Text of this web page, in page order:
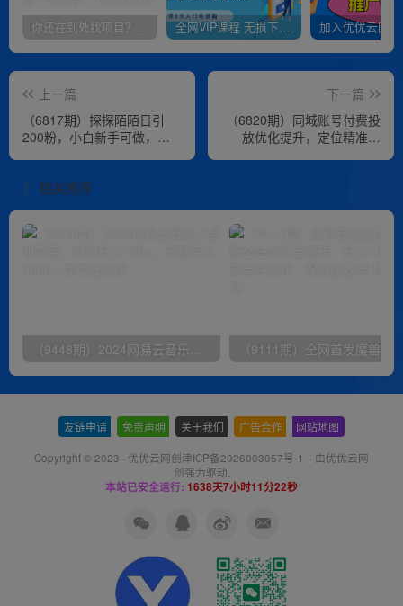
你还在到处找项目？还在当韭菜？我靠卖项目一个月收入5万+，曾经我也是个失败者。 全网VIP课程 无损下载~
上一篇
（6817期）探探陌陌日引
200粉，小白新手可做，当
下一篇
（6820期）同城账号付费投
放优化提升，定位精准纠
相关推荐
友链申请 免责声明 关于我们 广告合作 网站地图
Copyright © 2023 · 优优云网创津ICP备2026003057号-1 · 由优优云网
创强力驱动.
本站已安全运行: 1638天7小时11分23秒